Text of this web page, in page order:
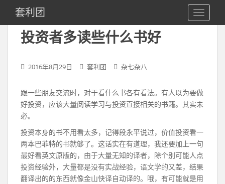
i
套利团
投资者多读些什么书好
2016年8月29日 套利团 杂七杂八
跟一些朋友交流时，对于看什么书各有看法。有人以为要做
好投资，应该大量阅读学习与投资直接相关的书籍。其实未
必。
投资本身的书不用看太多，记得段永平说过，价值投资看一
两本巴菲特的书就够了。这话实在有道理，我还要加上一句
最好看英文原版的，由于大量无知的译者，除个别可能人点
投资经验外，大量都是没有实战经验，语文学的又差，结果
翻译出的的东西就像金山快译自动译的。哦，有可能就是用